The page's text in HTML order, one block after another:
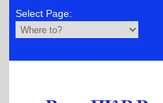
Select Page: